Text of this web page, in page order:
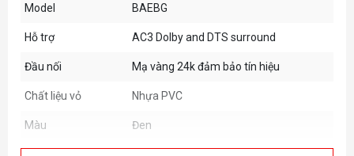
Model BAEBG
Hỗ trợ AC3 Dolby and DTS surround
Đầu nối Mạ vàng 24k đảm bảo tín hiệu
Chất liệu vỏ Nhựa PVC
Màu Đen